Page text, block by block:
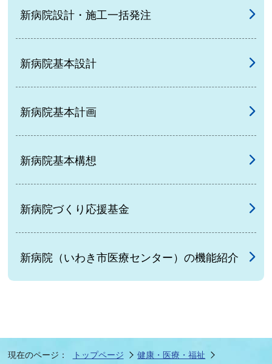
新病院設計・施工一括発注
新病院基本設計
新病院基本計画
新病院基本構想
新病院づくり応援基金
新病院（いわき市医療センター）の機能紹介
現在のページ： トップページ
健康・医療・福祉